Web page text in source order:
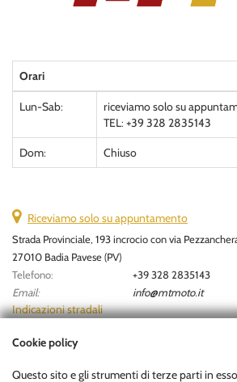
Orari
Lun-Sab:
riceviamo solo su
TEL: +39 328 2835143
Dom: Chiuso
Riceviamo solo su appuntamento
Strada Provinciale, 193 incrocio con via
27010 Badia Pavese (PV)
Telefono:
+39 328 2835143
Email:
info@mtmoto.it
Indicazioni stradali
Cookie policy
Questo sito e gli strumenti di terze parti in